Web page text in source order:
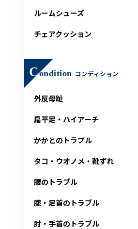
ルームシューズ
チェアクッション
Condition コンディション
外反母趾
扁平足・ハイアーチ
かかとのトラブル
タコ・ウオノメ・靴ずれ
腰のトラブル
膝・足首のトラブル
肘・手首のトラブル